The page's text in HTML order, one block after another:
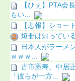
【ひぇ】PTA会
もい...
【悲報】ショー
短冊は知っている
日本人がラーメ
ｗｗｗ...
古市憲寿、中居
「彼らが一方...